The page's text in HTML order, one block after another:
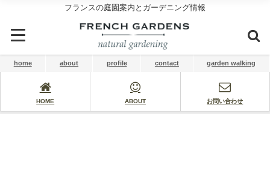
フランスの庭園案内とガーデニング情報
home about profile contact garden walking
HOME ABOUT お問い合わせ